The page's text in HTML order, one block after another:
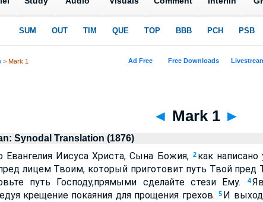
> Mark 1
◄ Mark 1 ►
Synodal Translation (1876)
Евангелия Иисуса Христа, Сына Божия, 2 как
лицем Твоим, который приготовит путь Твой пред
путь Господу,прямыми сделайте стези Ему.
4
крещение покаяния для прощения грехов.
5 И